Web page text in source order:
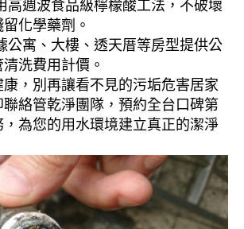
高週波食品級檸檬酸工法，不破壞
化學藥劑。
公寓、大樓、透天厝等房型提供公
洗費用計價。
，別再讓看不見的污垢危害居家
絡管乾淨團隊，預約全台口碑第
為您的用水環境建立真正的潔淨